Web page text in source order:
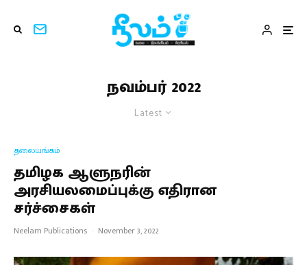
நவம்பர் 2022
Latest
தலையங்கம்
தமிழக ஆளுநரின்
அரசியலமைப்புக்கு எதிரான
சர்ச்சைகள்
Neelam Publications · November 3, 2022